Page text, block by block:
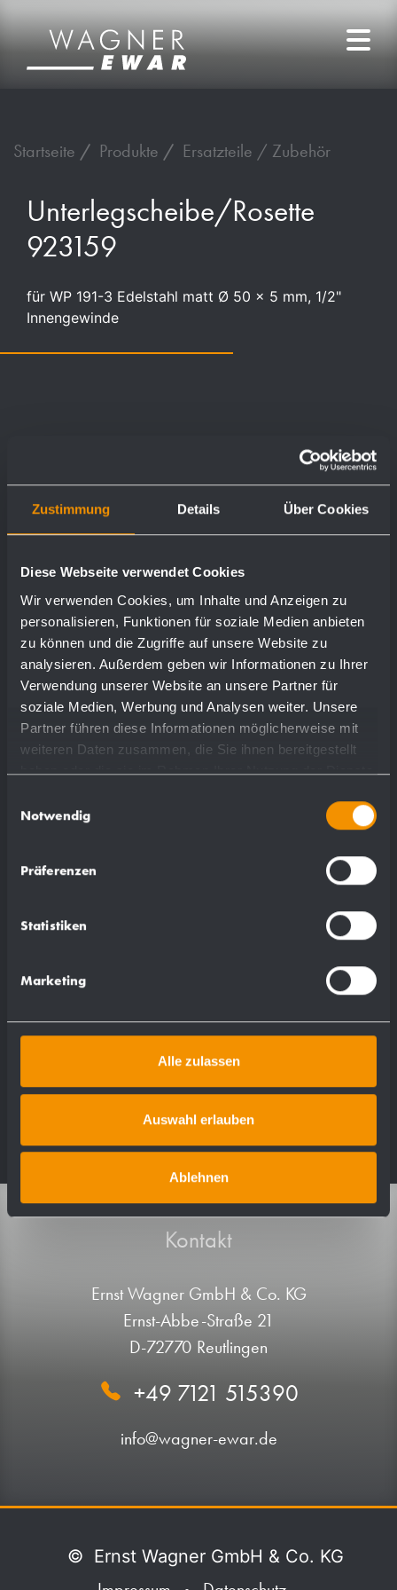
Zustimmung Details Über Cookies
Diese Webseite verwendet Cookies
Wir verwenden Cookies, um Inhalte und Anzeigen zu
personalisieren, Funktionen für soziale Medien anbieten
zu können und die Zugriffe auf unsere Website zu
analysieren. Außerdem geben wir Informationen zu Ihrer
Verwendung unserer Website an unsere Partner für
soziale Medien, Werbung und Analysen weiter. Unsere
Partner führen diese Informationen möglicherweise mit
weiteren Daten zusammen, die Sie ihnen bereitgestellt
haben oder die sie im Rahmen Ihrer Nutzung der Dienste
Notwendig
Präferenzen
Statistiken
Marketing
Alle zulassen
Auswahl erlauben
Ablehnen
Startseite Produkte Ersatzteile / Zubehör
Unterlegscheibe/Rosette
923159
für WP 191-3 Edelstahl matt Ø 50 x 5 mm, 1/2"
Innengewinde
0,060 kg
WP191-3
Kontakt
Ernst Wagner GmbH & Co. KG
Ernst-Abbe-Straße 21
D-72770 Reutlingen
+49 7121 515390
info@wagner-ewar.de
© Ernst Wagner GmbH & Co. KG